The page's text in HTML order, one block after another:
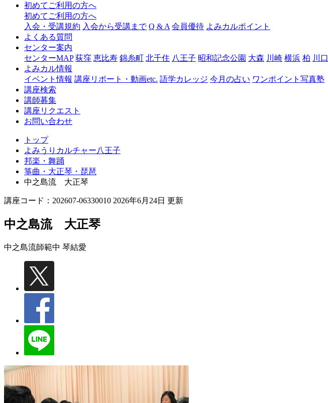
ャ
八
王
初めてご利用の方へ
初めてご利用の方へ
入会・受講規約 入会から受講まで Q & A 会員優待 よみカルポイント
よくある質問
センター案内
センターMAP 荻窪 恵比寿 錦糸町 北千住 八王子 昭和記念公園 大森 川崎 横浜 柏 川口
よみカル情報
イベント情報 講座リポート・動画etc. 語学カレッジ 今月の占い ワンポイント写真塾
講座検索
講師募集
講座リクエスト
お問い合わせ
トップ
よみうりカルチャー八王子
邦楽・舞踊
箏曲・大正琴・琵琶
中之島流 大正琴
講座コード：202607-06330010 2026年6月24日 更新
中之島流 大正琴
中之島流師範中 琴結愛